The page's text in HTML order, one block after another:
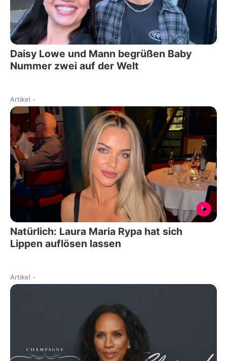
Daisy Lowe und Mann begrüßen Baby
Nummer zwei auf der Welt
Artikel -
Natürlich: Laura Maria Rypa hat sich
Lippen auflösen lassen
Artikel -